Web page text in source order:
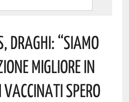
“Siamo
Migliore In
Vaccinati Spero